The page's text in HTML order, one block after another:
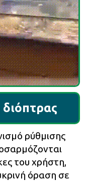
ρύθμισης
του χρήστη,
όραση σε